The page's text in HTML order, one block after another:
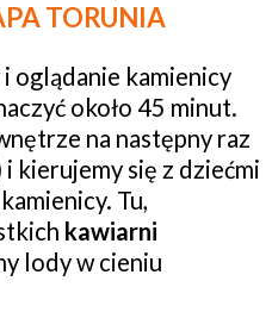
TORUNIA
oglądanie kamienicy
około 45 minut.
na następny raz
kierujemy się z dziećmi
Tu,
kawiarni
lody w cieniu